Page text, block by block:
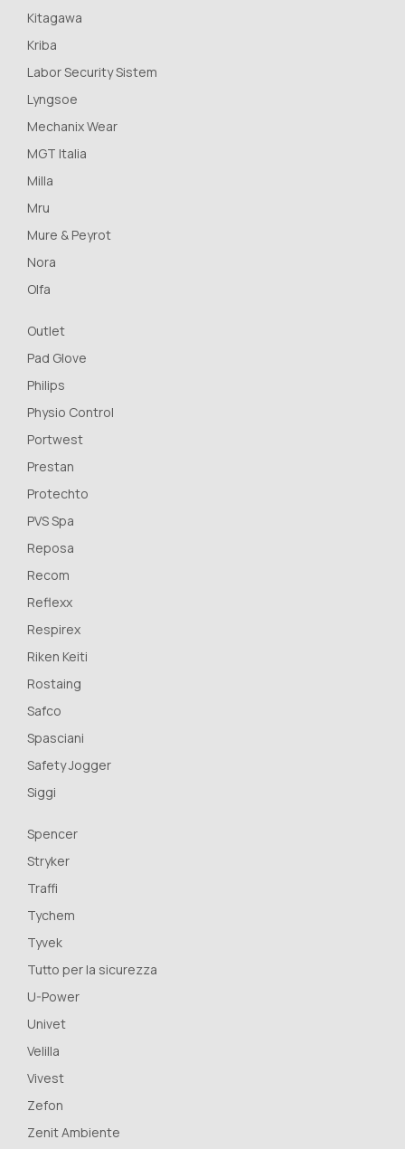
Kitagawa
Kriba
Labor Security Sistem
Lyngsoe
Mechanix Wear
MGT Italia
Milla
Mru
Mure & Peyrot
Nora
Olfa
Outlet
Pad Glove
Philips
Physio Control
Portwest
Prestan
Protechto
PVS Spa
Reposa
Recom
Reflexx
Respirex
Riken Keiti
Rostaing
Safco
Spasciani
Safety Jogger
Siggi
Spencer
Stryker
Traffi
Tychem
Tyvek
Tutto per la sicurezza
U-Power
Univet
Velilla
Vivest
Zefon
Zenit Ambiente